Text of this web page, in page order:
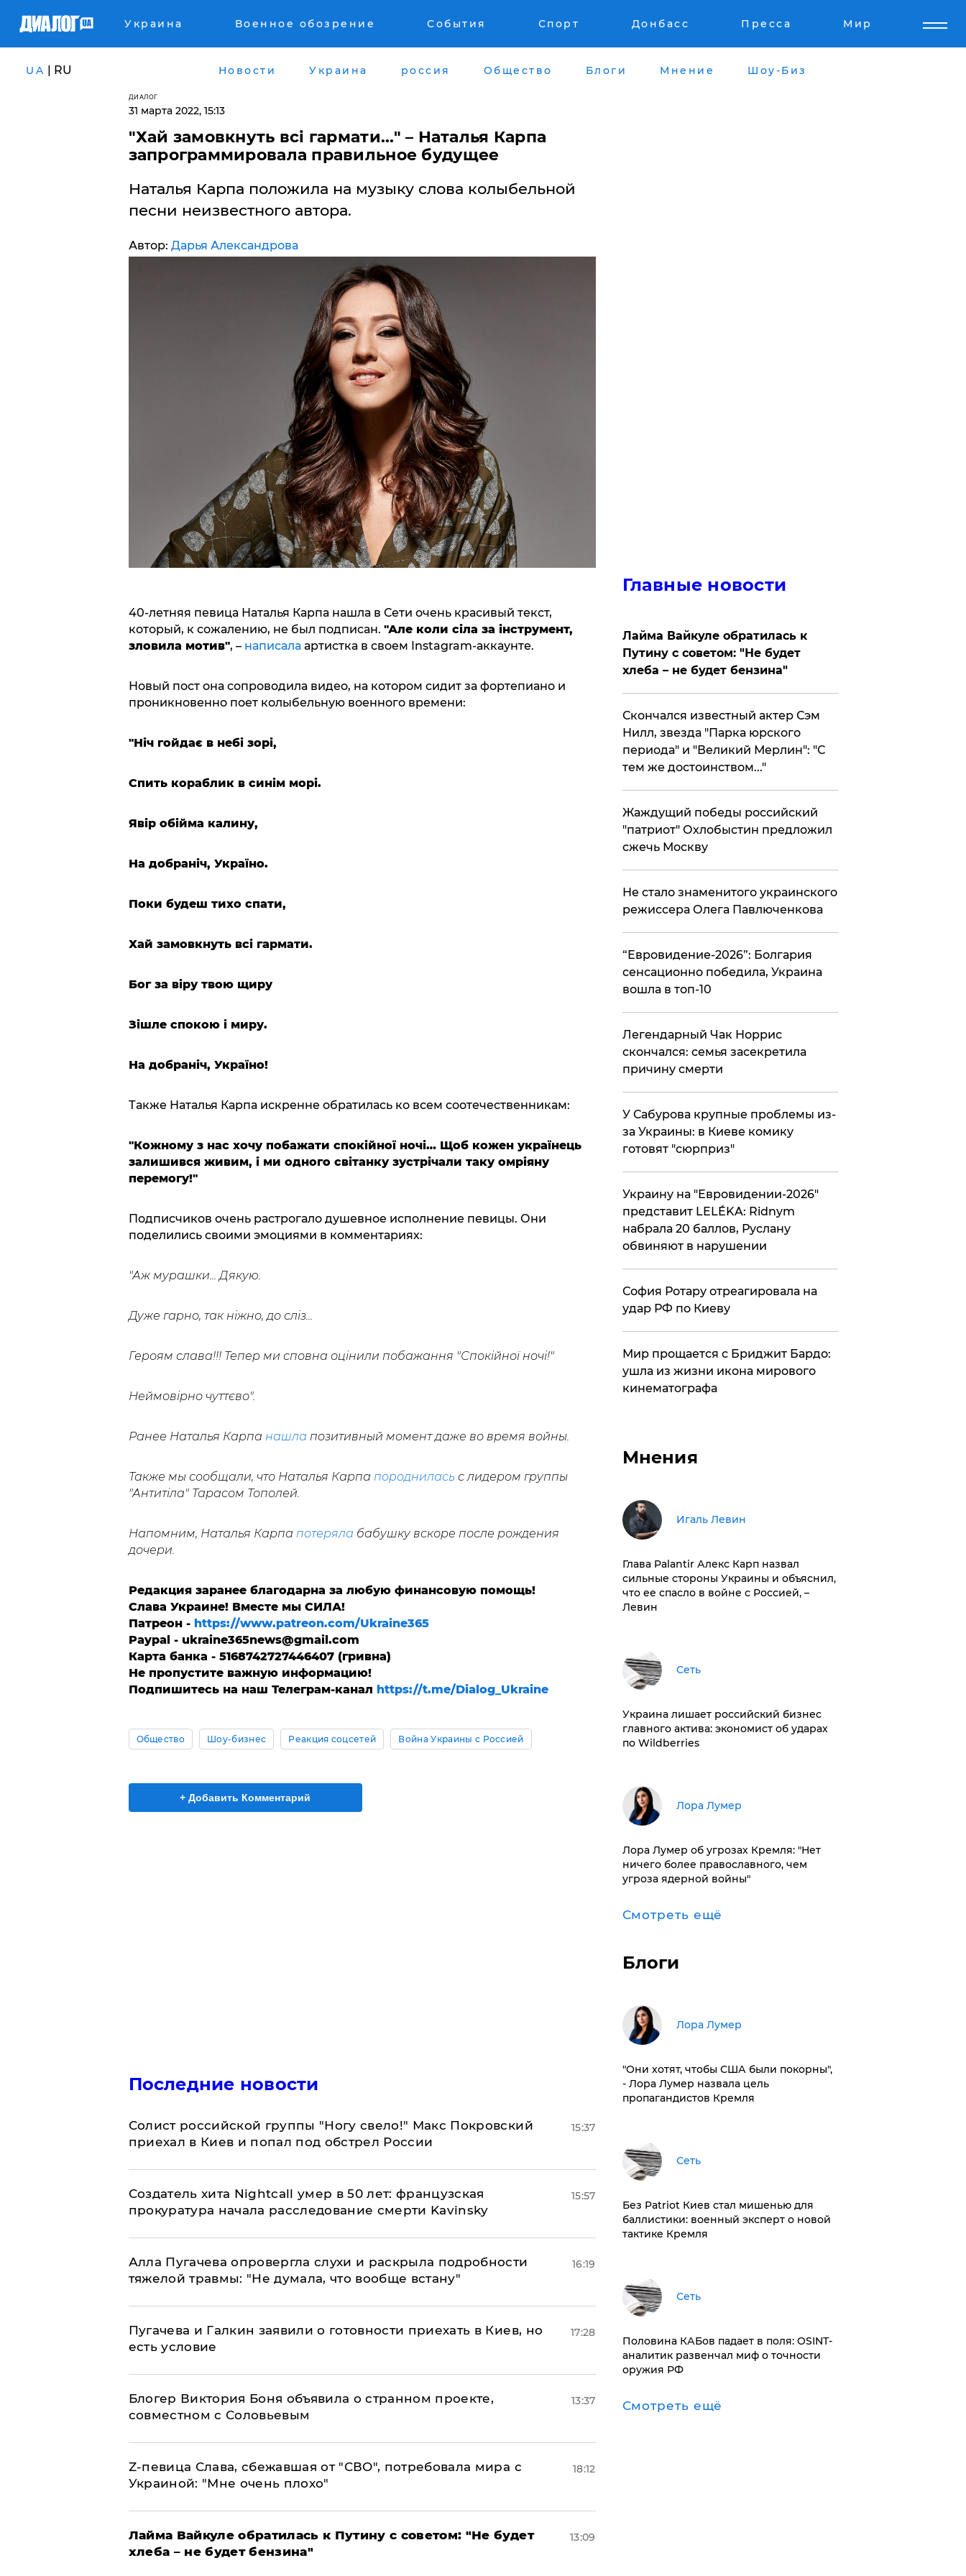
Украина Военное обозрение События Спорт Донбасс Пресса Мир
UA | RU Новости Украина россия Общество Блоги Мнение Шоу-Биз
ДИАЛОГ
31 марта 2022, 15:13
"Хай замовкнуть всі гармати..." – Наталья Карпа
запрограммировала правильное будущее
Наталья Карпа положила на музыку слова колыбельной
песни неизвестного автора.
Автор: Дарья Александрова
40-летняя певица Наталья Карпа нашла в Сети очень красивый текст,
который, к сожалению, не был подписан. "Але коли сіла за інструмент,
зловила мотив", – написалаартистка в своем Instagram-аккаунте.
Новый пост она сопроводила видео, на котором сидит за фортепиано и
проникновенно поет колыбельную военного времени:
"Ніч гойдає в небі зорі,
Спить кораблик в синім морі.
Явір обійма калину,
На добраніч, Україно.
Поки будеш тихо спати,
Хай замовкнуть всі гармати.
Бог за віру твою щиру
Зішле спокою і миру.
На добраніч, Україно!
Также Наталья Карпа искренне обратилась ко всем соотечественникам:
"Кожному з нас хочу побажати спокійної ночі… Щоб кожен українець
залишився живим, і ми одного світанку зустрічали таку омріяну
перемогу!"
Подписчиков очень растрогало душевное исполнение певицы. Они
поделились своими эмоциями в комментариях:
"Аж мурашки... Дякую.
Дуже гарно, так ніжно, до сліз...
Героям слава!!! Тепер ми сповна оцінили побажання "Спокійної ночі!"
Неймовірно чуттєво".
Ранее Наталья Карпа нашла позитивный момент даже во время войны.
Также мы сообщали, что Наталья Карпа породнилась с лидером группы
"Антитіла" Тарасом Тополей.
Напомним, Наталья Карпа потеряла бабушку вскоре после рождения
дочери.
Редакция заранее благодарна за любую финансовую помощь!
Слава Украине! Вместе мы СИЛА!
Патреон - https://www.patreon.com/Ukraine365
Paypal - ukraine365news@gmail.com
Карта банка - 5168742727446407 (гривна)
Не пропустите важную информацию!
Подпишитесь на наш Телеграм-канал https://t.me/Dialog_Ukraine
Общество Шоу-бизнес Реакция соцсетей Война Украины с Россией
+ Добавить Комментарий
Последние новости
Солист российской группы "Ногу свело!" Макс Покровский
приехал в Киев и попал под обстрел России
15:37
Создатель хита Nightcall умер в 50 лет: французская
прокуратура начала расследование смерти Kavinsky
15:57
Алла Пугачева опровергла слухи и раскрыла подробности
тяжелой травмы: "Не думала, что вообще встану"
16:19
Пугачева и Галкин заявили о готовности приехать в Киев, но
есть условие
17:28
Блогер Виктория Боня объявила о странном проекте,
совместном с Соловьевым
13:37
Z-певица Слава, сбежавшая от "СВО", потребовала мира с
Украиной: "Мне очень плохо"
18:12
Лайма Вайкуле обратилась к Путину с советом: "Не будет
хлеба – не будет бензина"
13:09
Главные новости
Лайма Вайкуле обратилась к
Путину с советом: "Не будет
хлеба – не будет бензина"
Скончался известный актер Сэм
Нилл, звезда "Парка юрского
периода" и "Великий Мерлин": "С
тем же достоинством..."
Жаждущий победы российский
"патриот" Охлобыстин предложил
сжечь Москву
Не стало знаменитого украинского
режиссера Олега Павлюченкова
​“Евровидение-2026”: Болгария
сенсационно победила, Украина
вошла в топ-10
​Легендарный Чак Норрис
скончался: семья засекретила
причину смерти
У Сабурова крупные проблемы из-
за Украины: в Киеве комику
готовят "сюрприз"
Украину на "Евровидении-2026"
представит LELÉKA: Ridnym
набрала 20 баллов, Руслану
обвиняют в нарушении
София Ротару отреагировала на
удар РФ по Киеву
Мир прощается с Бриджит Бардо:
ушла из жизни икона мирового
кинематографа
Мнения
Игаль Левин
Глава Palantir Алекс Карп назвал
сильные стороны Украины и объяснил,
что ее спасло в войне с Россией, –
Левин
Сеть
​Украина лишает российский бизнес
главного актива: экономист об ударах
по Wildberries
​Лора Лумер
Лора Лумер об угрозах Кремля: "Нет
ничего более православного, чем
угроза ядерной войны"
Смотреть ещё
Блоги
​Лора Лумер
"Они хотят, чтобы США были покорны",
- Лора Лумер назвала цель
пропагандистов Кремля
Сеть
​Без Patriot Киев стал мишенью для
баллистики: военный эксперт о новой
тактике Кремля
Сеть
​Половина КАБов падает в поля: OSINT-
аналитик развенчал миф о точности
оружия РФ
Смотреть ещё